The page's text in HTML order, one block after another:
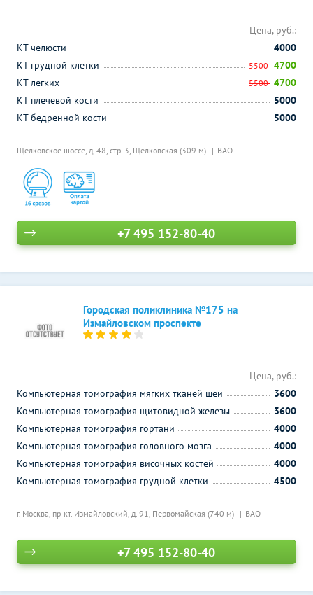
Щелковское шоссе, д. 48, стр. 3, Щелковская (309 м) ВАО
Цена, руб.:
КТ челюсти
4000
КТ грудной клетки
5500 4700
КТ легких
5500 4700
КТ плечевой кости
5000
КТ бедренной кости
5000
+7 495 152-80-40
Городская поликлиника №175 на
Измайловском проспекте
г. Москва, пр-кт. Измайловский, д. 91, Первомайская (740 м) ВАО
Цена, руб.:
Компьютерная томография мягких тканей шеи
3600
Компьютерная томография щитовидной железы
3600
Компьютерная томография гортани
4000
Компьютерная томография головного мозга
4000
Компьютерная томография височных костей
4000
Компьютерная томография грудной клетки
4500
+7 495 152-80-40